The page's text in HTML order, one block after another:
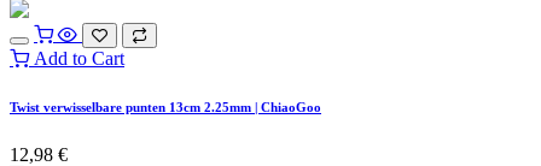
Add to Cart
Twist verwisselbare punten 13cm 2.25mm | ChiaoGoo
12,98 €